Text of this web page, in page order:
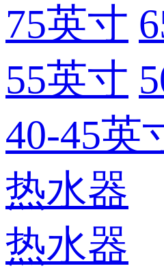
75英寸
55英寸
40-45英
热水器
热水器